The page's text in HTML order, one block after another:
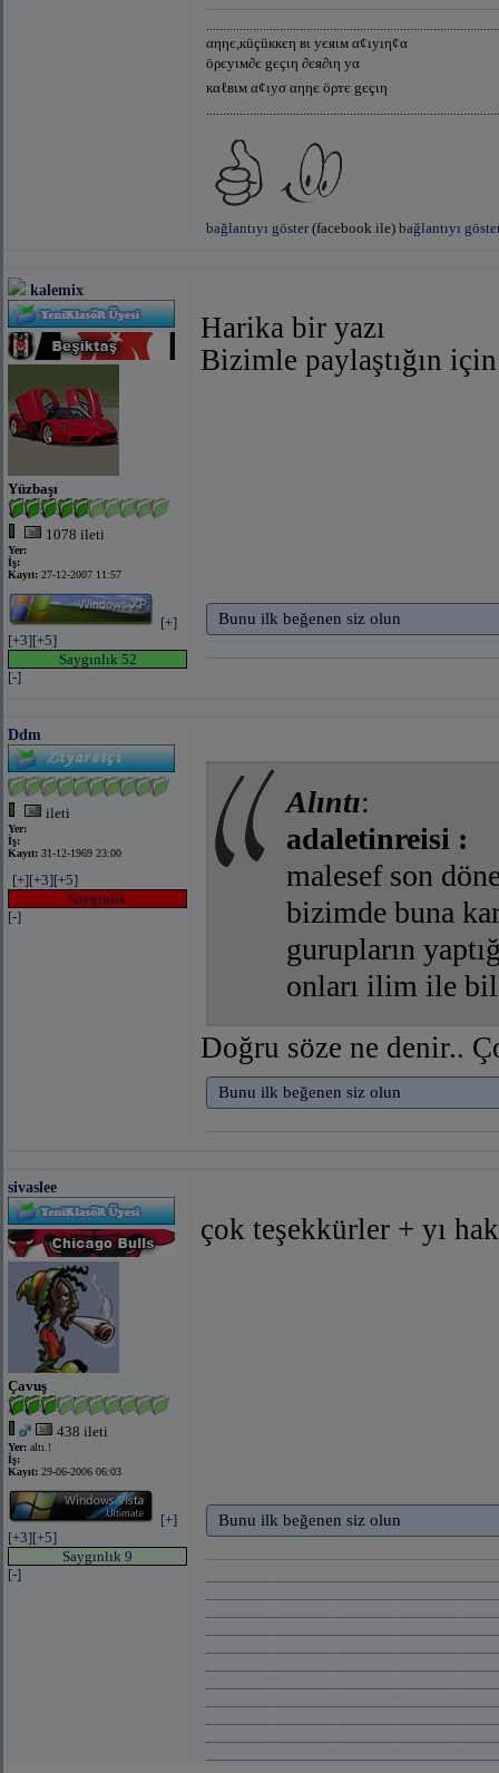
αηηє,кüçüккєη вι уєяιм α¢ıуıη¢α
öρєуιм∂є gєçιη ∂єя∂ιη уα
кαℓвιм α¢ıуσ αηηє öρтє gєçιη
bağlantıyı göster(facebook ile) bağlantıyı
kalemix
Yüzbaşı
1078 ileti
Yer:
İş:
Kayıt: 27-12-2007 11:57
[+]
[+3][+5]
Saygınlık 52
[-]
Harika bir yazı
Bizimle paylaştığın
Bunu ilk beğenen siz olun
Ddm
ileti
Yer:
İş:
Kayıt: 31-12-1969 23:00
[+][+3][+5]
Saygınlık
[-]
Alıntı:
adaletinreisi :
malesef son
bizimde buna
gurupların
onları ilim ile
Doğru söze ne denir..
Bunu ilk beğenen siz olun
sivaslee
Çavuş
438 ileti
Yer: altı.!
İş:
Kayıt: 29-06-2006 06:03
[+]
[+3][+5]
Saygınlık 9
[-]
çok teşekkürler + yı
Bunu ilk beğenen siz olun